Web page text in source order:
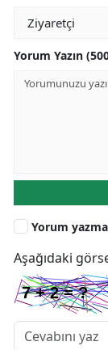
Yorum Yazın
Yorum
Aşağıdaki